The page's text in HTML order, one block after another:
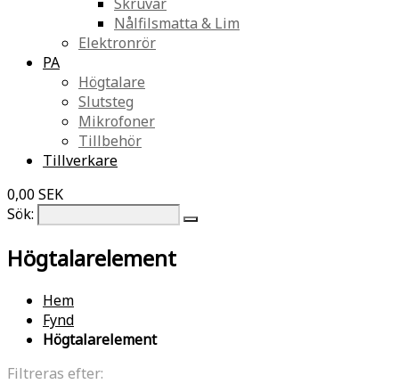
Nålfilsmatta & Lim
Elektronrör
PA
Högtalare
Slutsteg
Mikrofoner
Tillbehör
Tillverkare
0,00 SEK
Sök:
Högtalarelement
Hem
Fynd
Högtalarelement
Filtreras efter: